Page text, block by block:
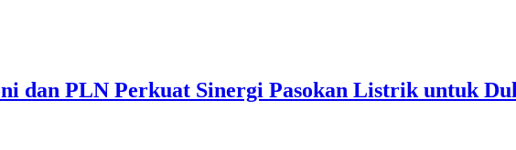
dan PLN Perkuat Sinergi Pasokan Listrik untuk